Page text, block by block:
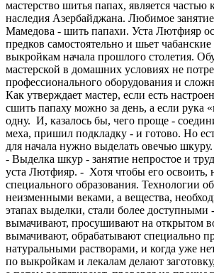
мастерство шитья папах, является частью
наследия Азербайджана. Любимое
Мамедова - шить папахи. Уста Лютфияр
предков самостоятельно и шьет
выкройкам начала прошлого столетия.
мастерской в домашних условиях не
профессионального оборудования и
Как утверждает мастер, если есть
сшить папаху можно за день, а если рука
одну. И, казалось бы, чего проще -
меха, пришил подкладку - и готово. Но
для начала нужно выделать овечью шкуру.
- Выделка шкур - занятие непростое и
уста Лютфияр. - Хотя чтобы его освоить,
специального образования. Технологии
неизменными веками, а вещества,
этапах выделки, стали более
вымачивают, просушивают на открытом
вымачивают, обрабатывают специально
натуральными растворами, и когда уже
по выкройкам и лекалам делают